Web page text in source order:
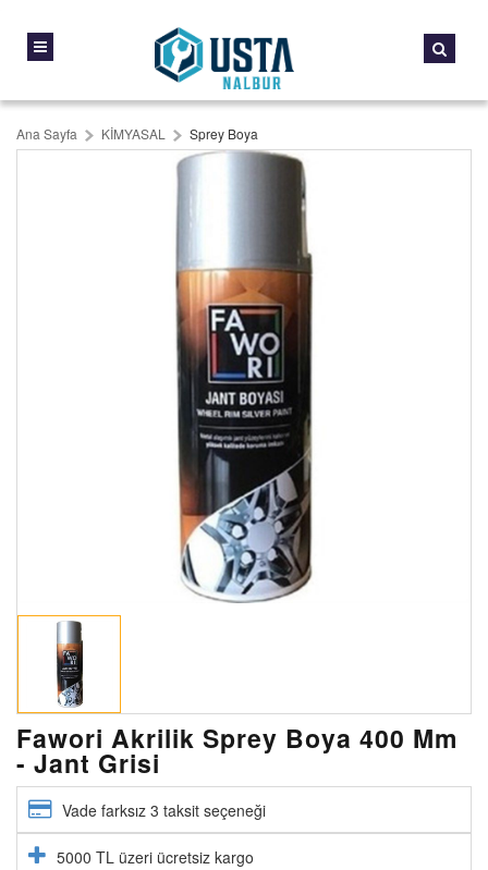
Ana Sayfa KİMYASAL Sprey Boya
Fawori Akrilik Sprey Boya 400 Mm
- Jant Grisi
Vade farksız 3 taksit seçeneği
5000 TL üzeri ücretsiz kargo